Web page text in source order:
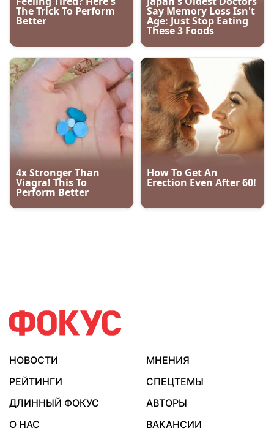
НОВОСТИ
МНЕНИЯ
РЕЙТИНГИ
СПЕЦТЕМЫ
ДЛИННЫЙ ФОКУС
АВТОРЫ
О НАС
ВАКАНСИИ